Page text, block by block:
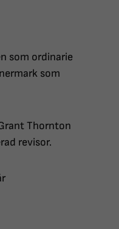
ordinarie
som
Thornton
revisor.